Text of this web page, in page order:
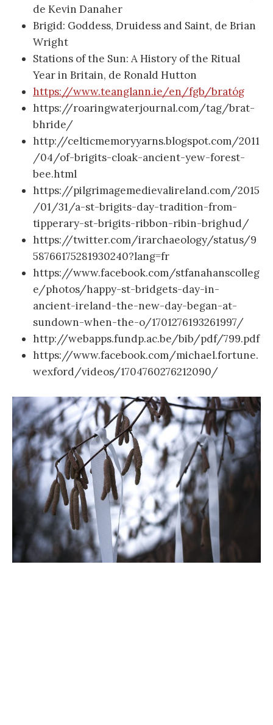
de Kevin Danaher
Brigid: Goddess, Druidess and Saint, de Brian
Wright
Stations of the Sun: A History of the Ritual
Year in Britain, de Ronald Hutton
https://www.teanglann.ie/en/fgb/bratóg
https://roaringwaterjournal.com/tag/brat-
bhride/
http://celticmemoryyarns.blogspot.com/2011
/04/of-brigits-cloak-ancient-yew-forest-
bee.html
https://pilgrimagemedievalireland.com/2015
/01/31/a-st-brigits-day-tradition-from-
tipperary-st-brigits-ribbon-ribin-brighud/
https://twitter.com/irarchaeology/status/9
58766175281930240?lang=fr
https://www.facebook.com/stfanahanscolleg
e/photos/happy-st-bridgets-day-in-
ancient-ireland-the-new-day-began-at-
sundown-when-the-o/1701276193261997/
http://webapps.fundp.ac.be/bib/pdf/799.pdf
https://www.facebook.com/michael.fortune.
wexford/videos/1704760276212090/